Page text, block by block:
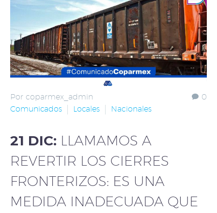
0
Por coparmex_admin
Comunicados
Locales Nacionales
21 DIC: LLAMAMOS A
REVERTIR LOS CIERRES
FRONTERIZOS: ES UNA
MEDIDA INADECUADA QUE